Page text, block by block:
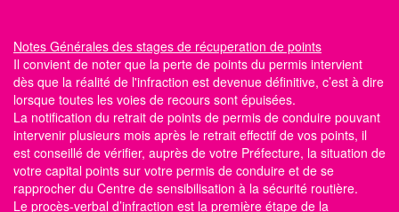
Notes Générales des stages de récuperation de points
Il convient de noter que la perte de points du permis intervient
dès que la réalité de l'infraction est devenue définitive, c’est à dire
lorsque toutes les voies de recours sont épuisées.
La notification du retrait de points de permis de conduire pouvant
intervenir plusieurs mois après le retrait effectif de vos points, il
est conseillé de vérifier, auprès de votre Préfecture, la situation de
votre capital points sur votre permis de conduire et de se
rapprocher du Centre de sensibilisation à la sécurité routière.
Le procès-verbal d’infraction est la première étape de la